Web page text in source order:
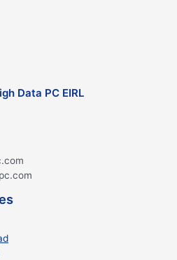
Data PC EIRL